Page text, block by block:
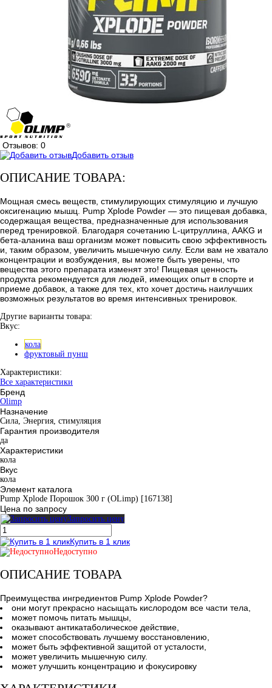
Отзывов: 0
Добавить отзыв
ОПИСАНИЕ ТОВАРА:
Мощная смесь веществ, стимулирующих стимуляцию и лучшую
оксигенацию мышц. Pump Xplode Powder — это пищевая добавка,
содержащая вещества, предназначенные для использования
перед тренировкой. Благодаря сочетанию L-цитруллина, AAKG и
бета-аланина ваш организм может повысить свою эффективность
и, таким образом, увеличить мышечную силу. Если вам не хватало
концентрации и возбуждения, вы можете быть уверены, что
вещества этого препарата изменят это! Пищевая ценность
продукта рекомендуется для людей, имеющих опыт в спорте и
приеме добавок, а также для тех, кто хочет достичь наилучших
возможных результатов во время интенсивных тренировок.
Другие варианты товара:
Вкус:
кола
фруктовый пунш
Характеристики:
Все характеристики
Бренд
Olimp
Назначение
Сила, Энергия, стимуляция
Гарантия производителя
да
Характеристики
кола
Вкус
кола
Элемент каталога
Pump Xplode Порошок 300 г (OLimp) [167138]
Цена по запросу
Запросить цену
Купить в 1 клик
Недоступно
ОПИСАНИЕ ТОВАРА
Преимущества ингредиентов Pump Xplode Powder?
они могут прекрасно насыщать кислородом все части тела,
может помочь питать мышцы,
оказывают антикатаболическое действие,
может способствовать лучшему восстановлению,
может быть эффективной защитой от усталости,
может увеличить мышечную силу.
может улучшить концентрацию и фокусировку